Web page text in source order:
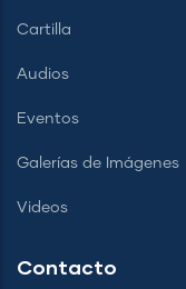
Cartilla
Audios
Eventos
Galerías de Imágenes
Videos
Contacto